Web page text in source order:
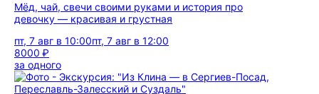
Мёд, чай, свечи своими руками и история про
девочку — красивая и грустная
пт, 7 авг в 10:00пт, 7 авг в 12:00
8000 ₽
за одного